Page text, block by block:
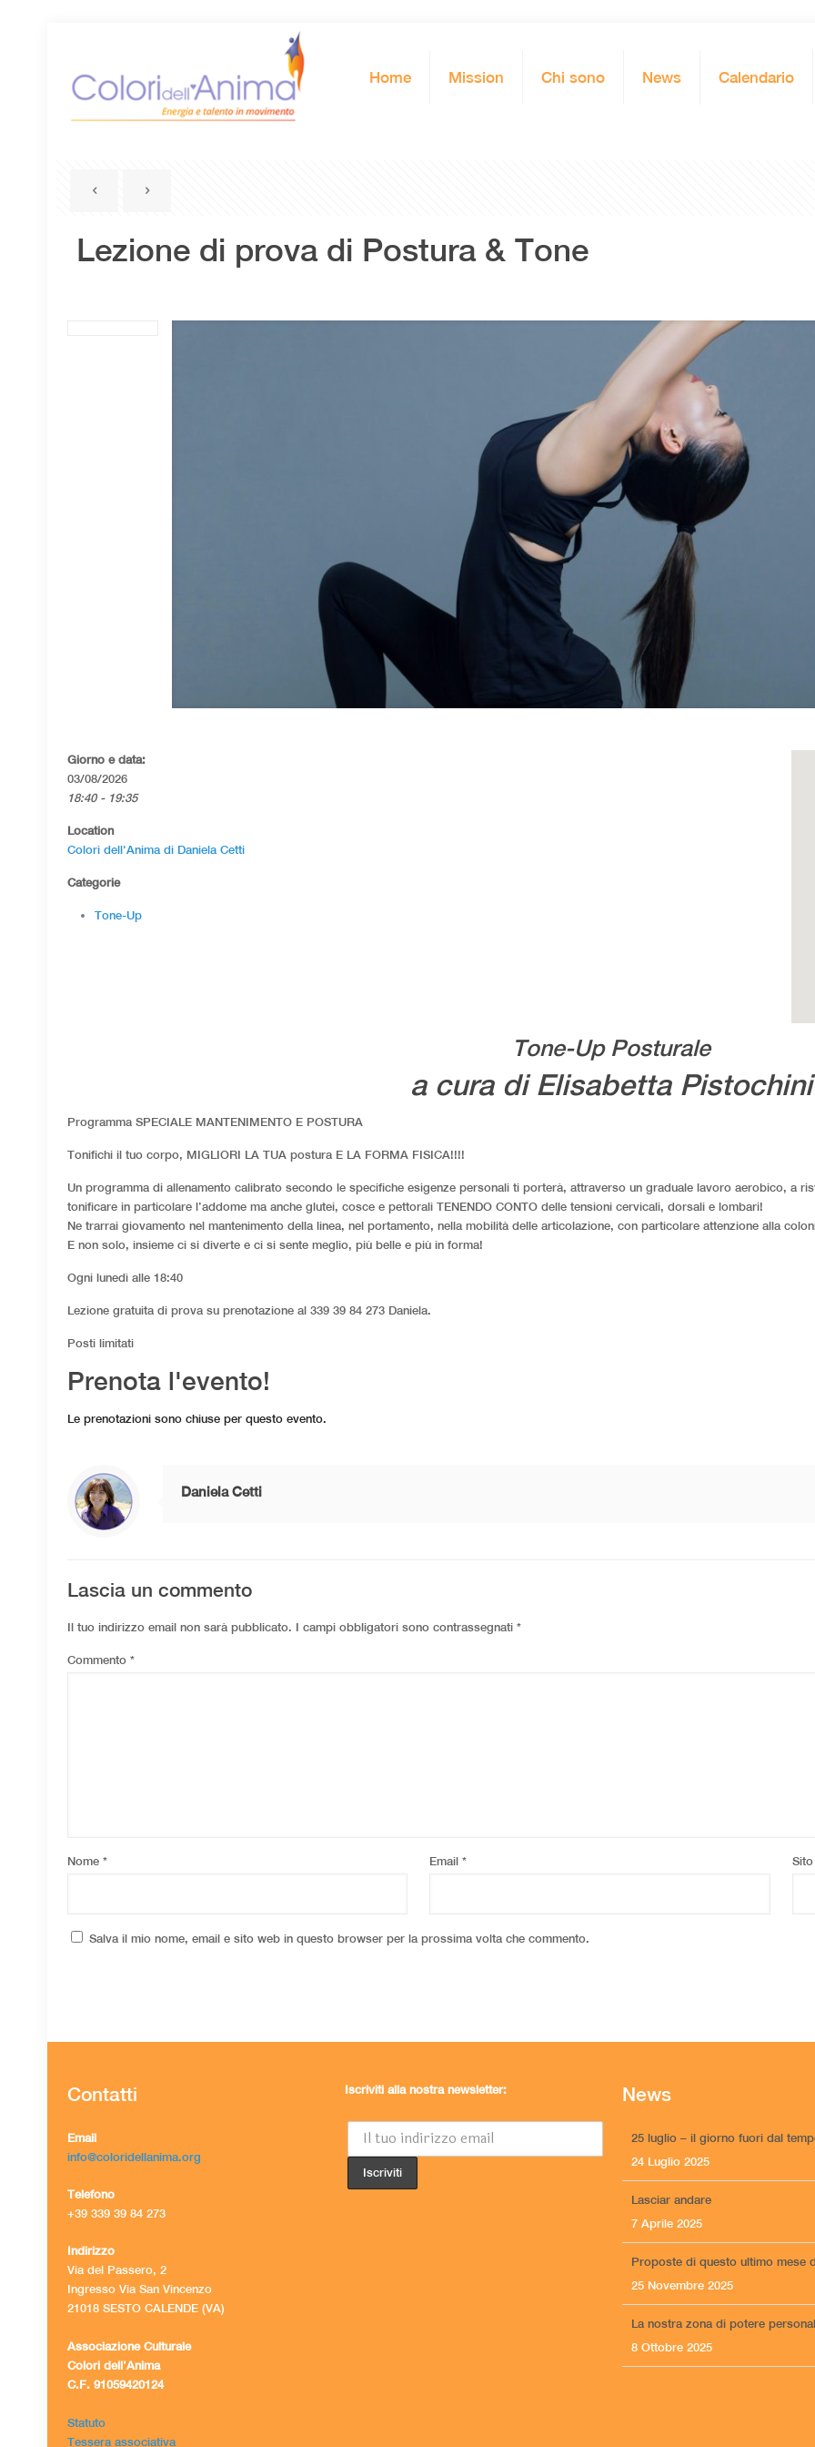
Home Mission Chi sono News Calendario
Lezione di prova di Postura & Tone
Giorno e data:
03/08/2026
18:40 - 19:35
Location
Colori dell'Anima di Daniela Cetti
Categorie
Tone-Up
Tone-Up Posturale
a cura di Elisabetta Pistochini
Programma SPECIALE MANTENIMENTO E POSTURA
Tonifichi il tuo corpo, MIGLIORI LA TUA postura E LA FORMA FISICA!!!!
Un programma di allenamento calibrato secondo le specifiche esigenze personali ti porterà, attraverso un graduale lavoro aerobico, a
tonificare in particolare l’addome ma anche glutei, cosce e pettorali TENENDO CONTO delle tensioni cervicali, dorsali e lombari!
Ne trarrai giovamento nel mantenimento della linea, nel portamento, nella mobilità delle articolazione, con particolare attenzione alla
E non solo, insieme ci si diverte e ci si sente meglio, più belle e più in forma!
Ogni lunedì alle 18:40
Lezione gratuita di prova su prenotazione al 339 39 84 273 Daniela.
Posti limitati
Prenota l'evento!
Le prenotazioni sono chiuse per questo evento.
Daniela Cetti
Lascia un commento
Il tuo indirizzo email non sarà pubblicato. I campi obbligatori sono contrassegnati *
Commento *
Nome * Email*
Salva il mio nome, email e sito web in questo browser per la prossima volta che commento.
Contatti
Email
info@coloridellanima.org
Telefono
+39 339 39 84 273
Indirizzo
Via del Passero, 2
Ingresso Via San Vincenzo
21018 SESTO CALENDE (VA)
Associazione Culturale
Colori dell’Anima
C.F. 91059420124
Statuto
Tessera associativa
Iscriviti alla nostra newsletter: News
25 luglio – il giorno fuori dal
24 Luglio 2025
Lasciar andare
7 Aprile 2025
Proposte di questo ultimo mese
25 Novembre 2025
La nostra zona di potere
8 Ottobre 2025